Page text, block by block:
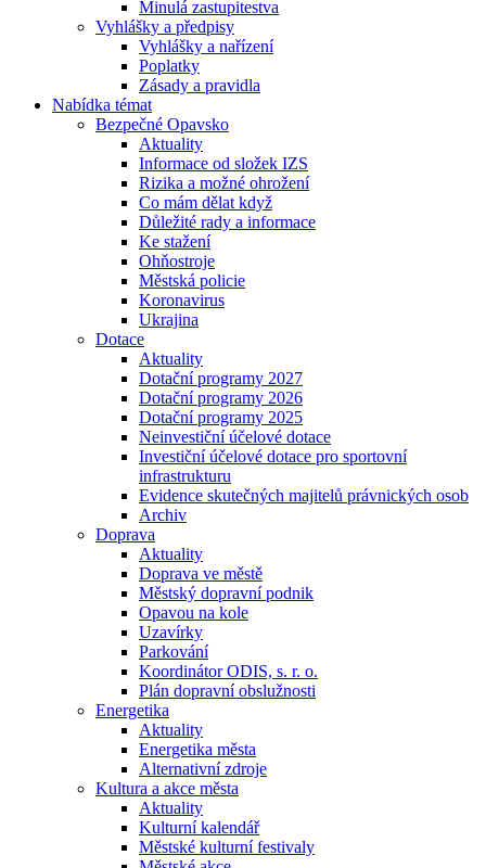
Minulá zastupitestva
Vyhlášky a předpisy
Vyhlášky a nařízení
Poplatky
Zásady a pravidla
Nabídka témat
Bezpečné Opavsko
Aktuality
Informace od složek IZS
Rizika a možné ohrožení
Co mám dělat když
Důležité rady a informace
Ke stažení
Ohňostroje
Městská policie
Koronavirus
Ukrajina
Dotace
Aktuality
Dotační programy 2027
Dotační programy 2026
Dotační programy 2025
Neinvestiční účelové dotace
Investiční účelové dotace pro sportovní
infrastrukturu
Evidence skutečných majitelů právnických osob
Archiv
Doprava
Aktuality
Doprava ve městě
Městský dopravní podnik
Opavou na kole
Uzavírky
Parkování
Koordinátor ODIS, s. r. o.
Plán dopravní obslužnosti
Energetika
Aktuality
Energetika města
Alternativní zdroje
Kultura a akce města
Aktuality
Kulturní kalendář
Městské kulturní festivaly